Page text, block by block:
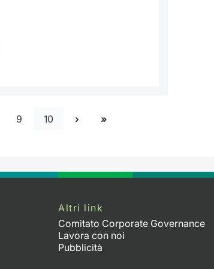
9 10
Altri link
Comitato Corporate Governance
Lavora con noi
Pubblicità